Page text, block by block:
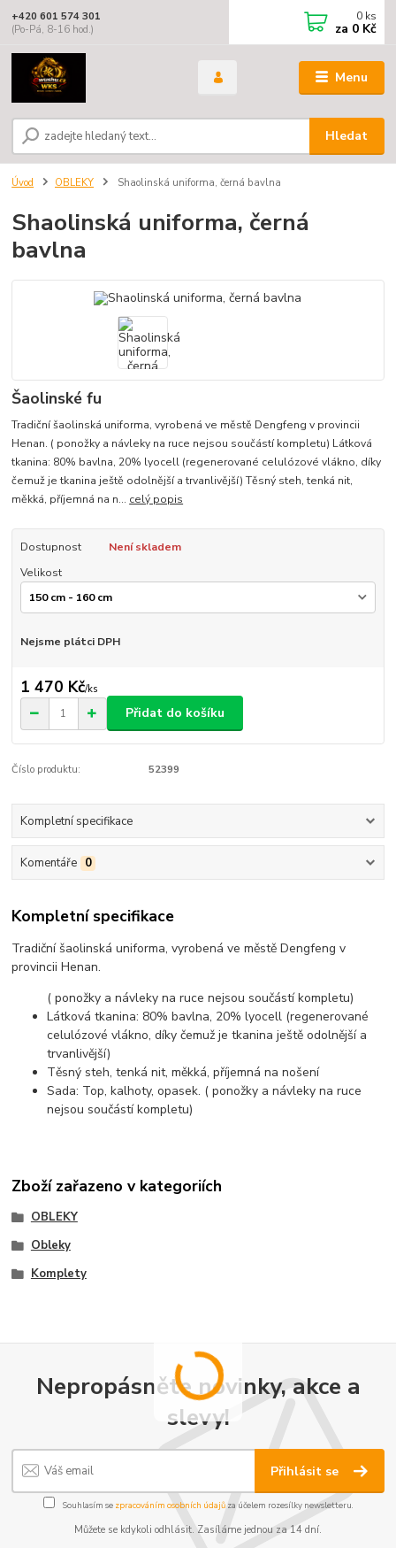
Menu
Hledat
+420 601 574 301
(Po-Pá, 8-16 hod.)
0 ks
za 0 Kč
Úvod OBLEKY Shaolinská uniforma, černá bavlna
Shaolinská uniforma, černá
bavlna
Šaolinské fu
Tradiční šaolinská uniforma, vyrobená ve městě Dengfeng v provincii
Henan. ( ponožky a návleky na ruce nejsou součástí kompletu) Látková
tkanina: 80% bavlna, 20% lyocell (regenerované celulózové vlákno, díky
čemuž je tkanina ještě odolnější a trvanlivější) Těsný steh, tenká nit,
měkká, příjemná na n... celý popis
Dostupnost
Není skladem
Velikost
Nejsme plátci DPH
1 470 Kč/ks
Přidat do košíku
Číslo produktu: 52399
Kompletní specifikace
Komentáře 0
Kompletní specifikace
Tradiční šaolinská uniforma, vyrobená ve městě Dengfeng v
provincii Henan.
( ponožky a návleky na ruce nejsou součástí kompletu)
Látková tkanina: 80% bavlna, 20% lyocell (regenerované
celulózové vlákno, díky čemuž je tkanina ještě odolnější a
trvanlivější)
Těsný steh, tenká nit, měkká, příjemná na nošení
Sada: Top, kalhoty, opasek. ( ponožky a návleky na ruce
nejsou součástí kompletu)
Zboží zařazeno v kategoriích
OBLEKY
Obleky
Komplety
Nepropásněte novinky, akce a
slevy!
Přihlásit se
Souhlasím se zpracováním osobních údajůza účelem rozesílky newsletteru.
Můžete se kdykoli odhlásit. Zasíláme jednou za 14 dní.